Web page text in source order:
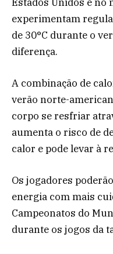
experimentam
de 30°C durante o
diferença.
A combinação de
verão norte-
corpo se resfriar
aumenta o risco de
calor e pode levar à
Os jogadores
energia com mais
Campeonatos do
durante os jogos da